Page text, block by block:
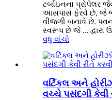
ટર્બાઇનના પ્રોપેલર
આસપાસ ફેરવે છે, જે
વીજળી બનાવે છે.
સ્વરૂપ છે જે ... દ્વારા
વધુ વાંચો
વર્ટિકલ અને
વચ્ચે પસંદગી કેવી